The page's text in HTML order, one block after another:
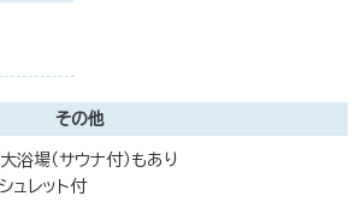
その他
浴場（サウナ付）もあり
ュレット付